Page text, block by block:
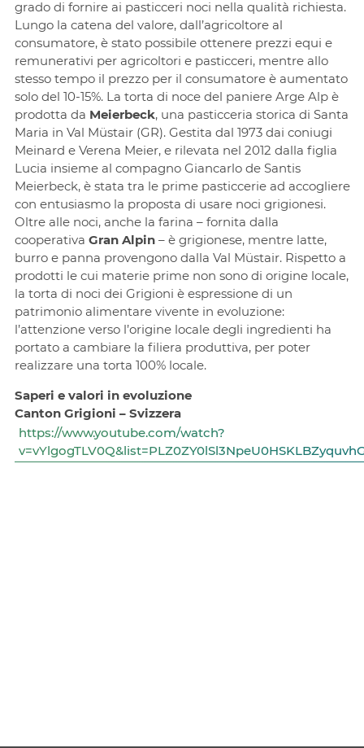
grado di fornire ai pasticceri noci nella qualità richiesta.
Lungo la catena del valore, dall’agricoltore al
consumatore, è stato possibile ottenere prezzi equi e
remunerativi per agricoltori e pasticceri, mentre allo
stesso tempo il prezzo per il consumatore è aumentato
solo del 10-15%. La torta di noce del paniere Arge Alp è
prodotta da Meierbeck, una pasticceria storica di Santa
Maria in Val Müstair (GR). Gestita dal 1973 dai coniugi
Meinard e Verena Meier, e rilevata nel 2012 dalla figlia
Lucia insieme al compagno Giancarlo de Santis
Meierbeck, è stata tra le prime pasticcerie ad accogliere
con entusiasmo la proposta di usare noci grigionesi.
Oltre alle noci, anche la farina – fornita dalla
cooperativa Gran Alpin– è grigionese, mentre latte,
burro e panna provengono dalla Val Müstair. Rispetto a
prodotti le cui materie prime non sono di origine locale,
la torta di noci dei Grigioni è espressione di un
patrimonio alimentare vivente in evoluzione:
l’attenzione verso l’origine locale degli ingredienti ha
portato a cambiare la filiera produttiva, per poter
realizzare una torta 100% locale.
Saperi e valori in evoluzione
Canton Grigioni – Svizzera
https://www.youtube.com/watch?